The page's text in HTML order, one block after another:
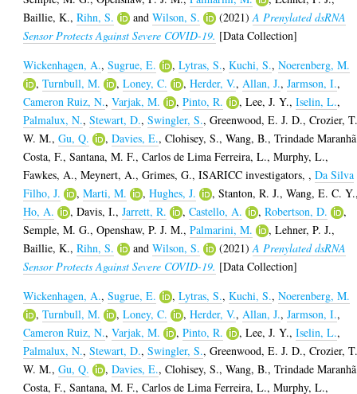
Baillie, K.,Rihn, S. andWilson, S. (2021)A Prenylated dsRNA
Sensor Protects Against Severe COVID-19. [Data Collection]
Wickenhagen, A.,Sugrue, E. ,Lytras, S.,Kuchi, S.,Noerenberg, M.
,Turnbull, M. ,Loney, C. ,Herder, V.,Allan, J.,Jarmson, I.,
Cameron Ruiz, N.,Varjak, M. ,Pinto, R. ,Lee, J. Y.,Iselin, L.,
Palmalux, N.,Stewart, D.,Swingler, S.,Greenwood, E. J. D.,Crozier,
W. M.,Gu, Q. ,Davies, E.,Clohisey, S.,Wang, B.,Trindade Maranhã
Costa, F.,Santana, M. F.,Carlos de Lima Ferreira, L.,Murphy, L.,
Fawkes, A.,Meynert, A.,Grimes, G.,ISARICC investigators,,Da Silva
Filho, J.
,Marti, M. ,Hughes, J. ,Stanton, R. J.,Wang, E. C. Y.
Ho, A.
,Davis, I.,Jarrett, R. ,Castello, A. ,Robertson, D.
,
Semple, M. G.,Openshaw, P. J. M.,Palmarini, M. ,Lehner, P. J.,
Baillie, K.,Rihn, S. andWilson, S. (2021)A Prenylated dsRNA
Sensor Protects Against Severe COVID-19. [Data Collection]
Wickenhagen, A.,Sugrue, E. ,Lytras, S.,Kuchi, S.,Noerenberg, M.
,Turnbull, M. ,Loney, C. ,Herder, V.,Allan, J.,Jarmson, I.,
Cameron Ruiz, N.,Varjak, M. ,Pinto, R. ,Lee, J. Y.,Iselin, L.,
Palmalux, N.,Stewart, D.,Swingler, S.,Greenwood, E. J. D.,Crozier,
W. M.,Gu, Q. ,Davies, E.,Clohisey, S.,Wang, B.,Trindade Maranhã
Costa, F.,Santana, M. F.,Carlos de Lima Ferreira, L.,Murphy, L.,